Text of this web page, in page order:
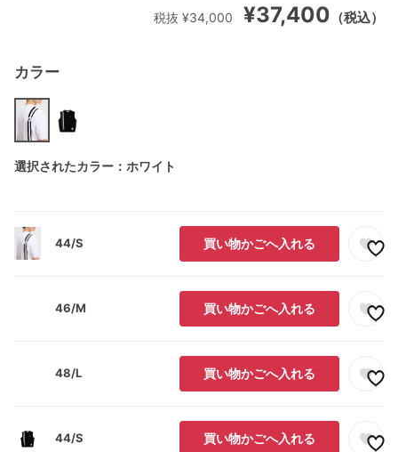
¥37,400 （税込）
税抜 ¥34,000
カラー
選択されたカラー：ホワイト
44/S 買い物かごへ入れる
46/M 買い物かごへ入れる
48/L 買い物かごへ入れる
44/S 買い物かごへ入れる